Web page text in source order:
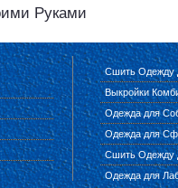
Руками
Сшить Одежду
Выкройки
Одежда для
Одежда для
Сшить Одежду
Одежда для